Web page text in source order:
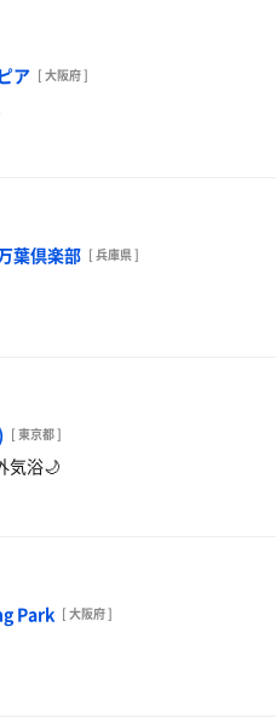
) 周年記念価格600円✨ ありが
したらガラガラ抽選会参加で
ト！
フさんも気づいてない。
んに伝えたけど、最終的に
とうとう夜中までシングルに
調でって貼り紙出された。
無理やし、蒸しはプレミアム
なかなかはいられない。
に入り放題な所☺️
し、何ならソロの時もあっ
りも良いし、何よりずっと炎
流石に朝ウナは出来なかった
でゆっくり朝食。
ね。
なくなったし、予約も瞬殺と
くて私は嬉しいけど、レディ
る程度は入ってて欲しいか
とアロマを組み合わせてま
品な華やかな残り香が素敵)
いったけど、気に入ってくれた
貯まった！
引き換えられるんやけどそれ
ア [ 大阪府 ]
葉倶楽部 [ 兵庫県 ]
[ 東京都 ]
気浴🌙
Park [ 大阪府 ]